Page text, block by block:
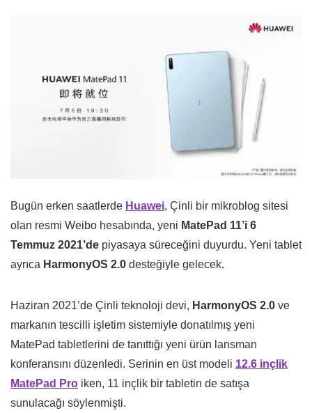
Bugün erken saatlerde Huawei, Çinli bir mikroblog sitesi
olan resmi Weibo hesabında, yeni MatePad 11’i 6
Temmuz 2021’de piyasaya süreceğini duyurdu. Yeni tablet
ayrıca HarmonyOS 2.0 desteğiyle gelecek.
Haziran 2021’de Çinli teknoloji devi, HarmonyOS 2.0 ve
markanın tescilli işletim sistemiyle donatılmış yeni
MatePad tabletlerini de tanıttığı yeni ürün lansman
konferansını düzenledi. Serinin en üst modeli 12.6 inçlik
MatePad Pro iken, 11 inçlik bir tabletin de satışa
sunulacağı söylenmişti.